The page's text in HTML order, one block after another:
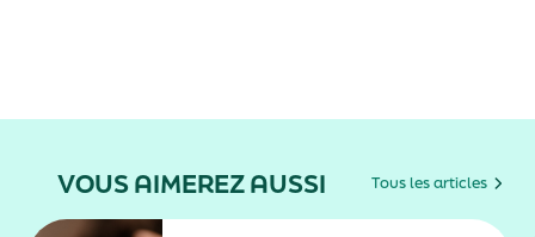
VOUS AIMEREZ AUSSI Tous les articles